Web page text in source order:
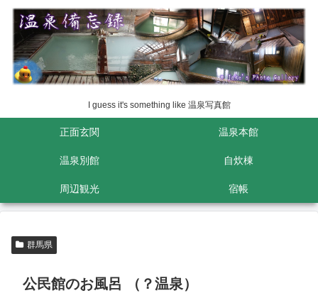
I guess it's something like 温泉写真館
正面玄関 温泉本館
温泉別館 自炊棟
周辺観光 宿帳
群馬県
公民館のお風呂 （？温泉）